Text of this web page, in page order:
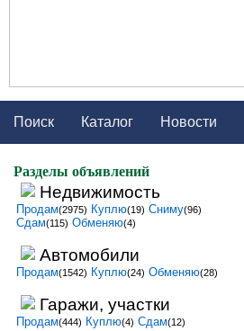
Поиск Каталог Новости
Разделы объявлений
Недвижимость
Продам(2975) Куплю(19) Сниму(96)
Сдам(115) Обменяю(4)
Автомобили
Продам(1542) Куплю(24) Обменяю(28)
Гаражи, участки
Продам(444) Куплю(4) Сдам(12)